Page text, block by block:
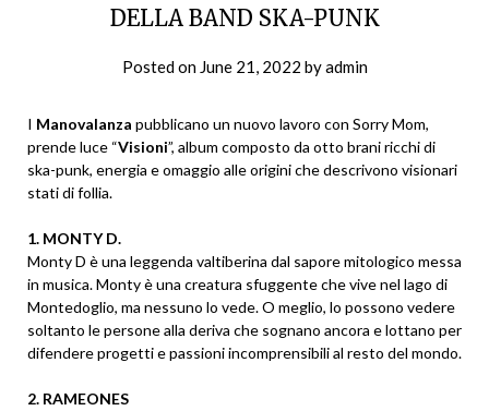
DELLA BAND SKA-PUNK
Posted on June 21, 2022 byadmin
I Manovalanza pubblicano un nuovo lavoro con Sorry Mom,
prende luce “Visioni”, album composto da otto brani ricchi di
ska-punk, energia e omaggio alle origini che descrivono visionari
stati di follia.
1. MONTY D.
Monty D è una leggenda valtiberina dal sapore mitologico messa
in musica. Monty è una creatura sfuggente che vive nel lago di
Montedoglio, ma nessuno lo vede. O meglio, lo possono vedere
soltanto le persone alla deriva che sognano ancora e lottano per
difendere progetti e passioni incomprensibili al resto del mondo.
2. RAMEONES